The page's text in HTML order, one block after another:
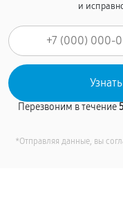
и
Перезвоним в течение
*Отправляя данные, вы